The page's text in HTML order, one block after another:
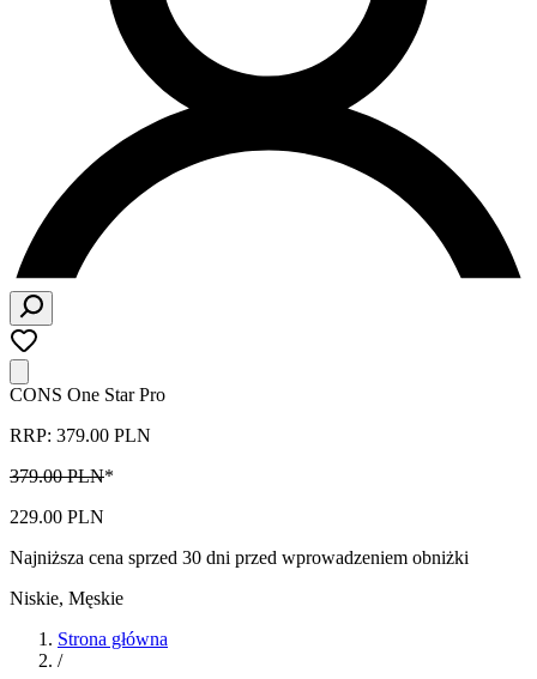
CONS One Star Pro
RRP: 379.00 PLN
379.00 PLN*
229.00 PLN
Najniższa cena sprzed 30 dni przed wprowadzeniem obniżki
Niskie, Męskie
Strona główna
/